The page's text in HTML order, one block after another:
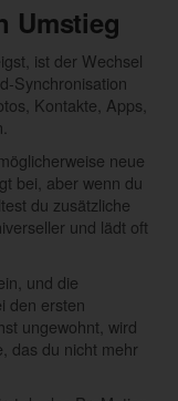
Umstieg
ist der Wechsel
Synchronisation
Kontakte, Apps,
neue
bei, aber wenn du
du zusätzliche
und lädt oft
und die
den ersten
ungewohnt, wird
das du nicht mehr